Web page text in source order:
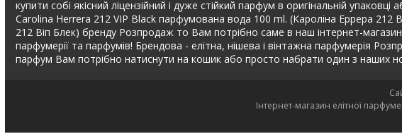
купити собі якісний ліцензійний і дуже стійкий парфум в оригінальній
Carolina Herrera 212 VIP Black парфумована вода 100 ml. (Кароліна Еррера 212
212 Віп Блек) бренду Розпродаж то Вам потрібно саме в наш інтернет-магазин
парфумерії та парфумів! Брендова - елітна, нішева і вінтажна парфумерія
парфум Вам потрібно натиснути на кошик або просто набрати один з наших